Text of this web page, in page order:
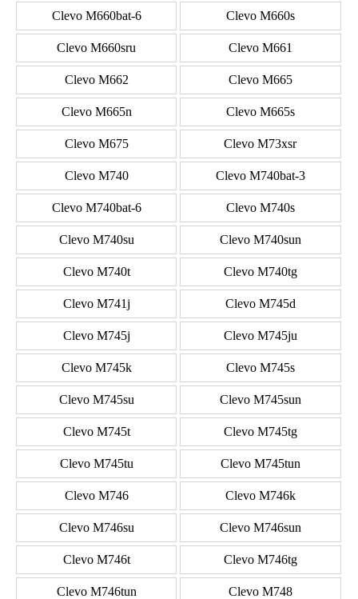
Clevo M660bat-6 Clevo M660s
Clevo M660sru Clevo M661
Clevo M662 Clevo M665
Clevo M665n Clevo M665s
Clevo M675 Clevo M73xsr
Clevo M740 Clevo M740bat-3
Clevo M740bat-6 Clevo M740s
Clevo M740su Clevo M740sun
Clevo M740t Clevo M740tg
Clevo M741j Clevo M745d
Clevo M745j Clevo M745ju
Clevo M745k Clevo M745s
Clevo M745su Clevo M745sun
Clevo M745t Clevo M745tg
Clevo M745tu Clevo M745tun
Clevo M746 Clevo M746k
Clevo M746su Clevo M746sun
Clevo M746t Clevo M746tg
Clevo M746tun Clevo M748